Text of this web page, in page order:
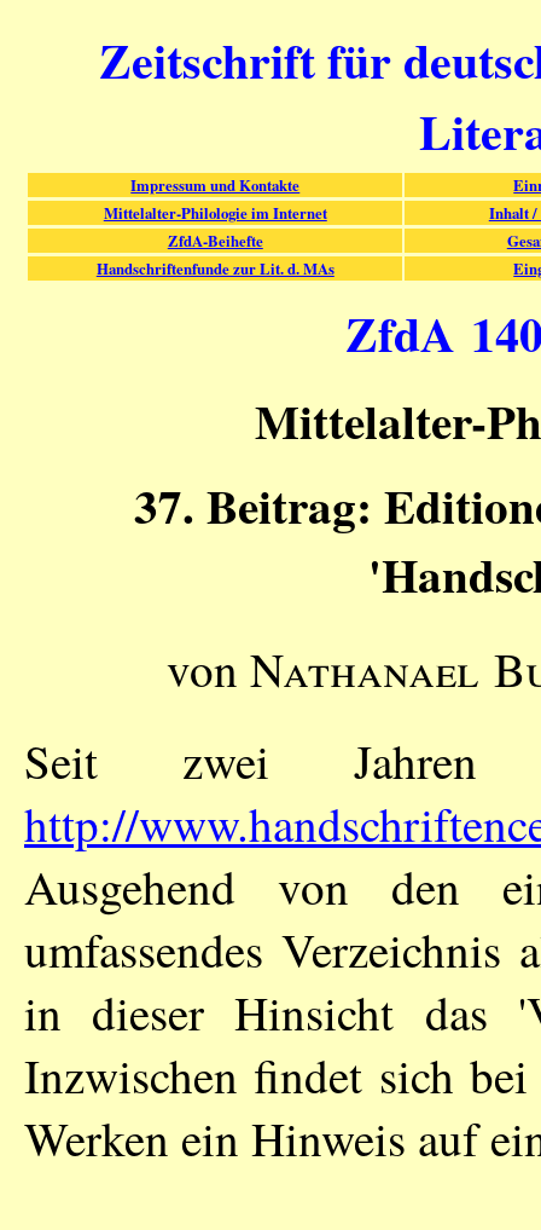
Zeitschrift für
Impressum und Kontakte
Mittelalter-Philologie im Internet
Inhalt /
ZfdA-Beihefte
Handschriftenfunde zur Lit. d. MAs
ZfdA
Mittelalter-
37. Beitrag:
von Nathanael
Seit zwei Jahren
http://
Ausgehend von den
umfassendes Verzeichnis
in dieser Hinsicht das
Inzwischen findet sich
Werken ein Hinweis auf